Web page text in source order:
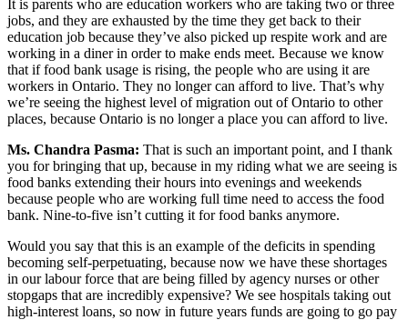
It is parents who are education workers who are taking two or three
jobs, and they are exhausted by the time they get back to their
education job because they’ve also picked up respite work and are
working in a diner in order to make ends meet. Because we know
that if food bank usage is rising, the people who are using it are
workers in Ontario. They no longer can afford to live. That’s why
we’re seeing the highest level of migration out of Ontario to other
places, because Ontario is no longer a place you can afford to live.
Ms. Chandra Pasma: That is such an important point, and I thank
you for bringing that up, because in my riding what we are seeing is
food banks extending their hours into evenings and weekends
because people who are working full time need to access the food
bank. Nine-to-five isn’t cutting it for food banks anymore.
Would you say that this is an example of the deficits in spending
becoming self-perpetuating, because now we have these shortages
in our labour force that are being filled by agency nurses or other
stopgaps that are incredibly expensive? We see hospitals taking out
high-interest loans, so now in future years funds are going to go pay